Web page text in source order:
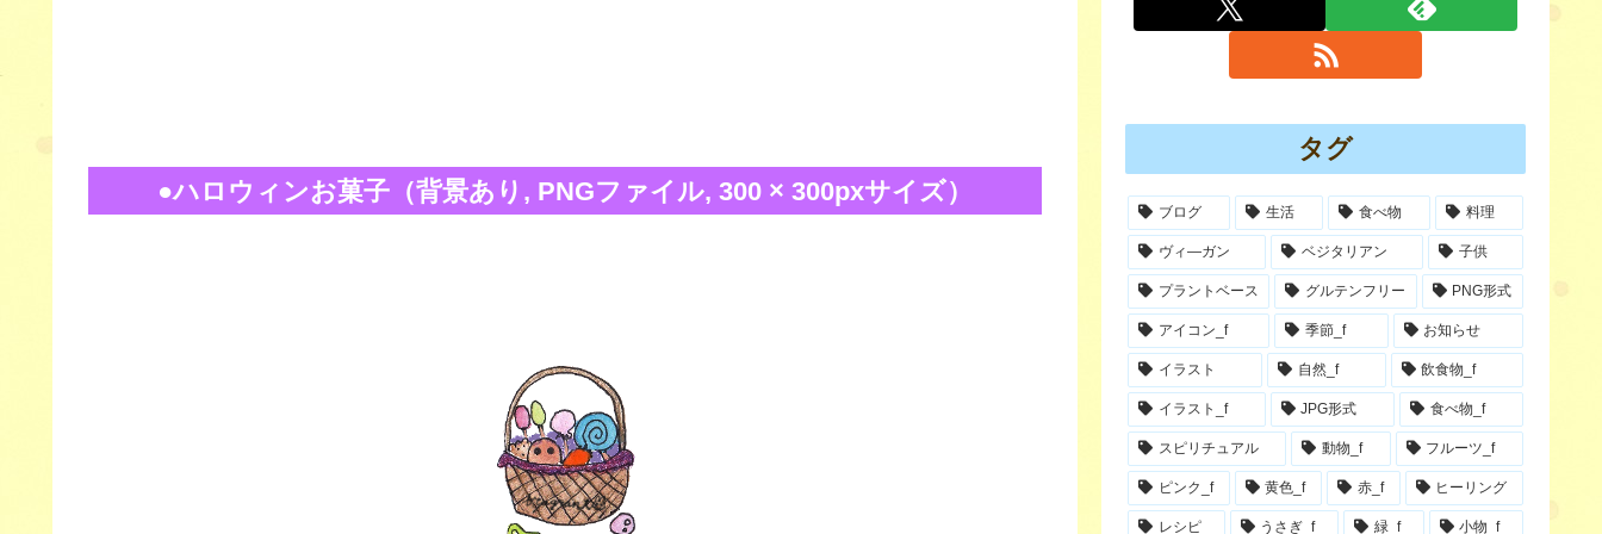
●ハロウィンお菓子（背景あり, PNGファイル, 300 × 300pxサイズ）
タグ
ブログ 生活 食べ物 料理
ヴィ―ガン ベジタリアン 子供
プラントベース グルテンフリー PNG形式
アイコン_f 季節_f お知らせ
イラスト 自然_f 飲食物_f
イラスト_f JPG形式 食べ物_f
スピリチュアル 動物_f フルーツ_f
ピンク_f 黄色_f 赤_f ヒーリング
レシピ うさぎ_f 緑_f 小物_f